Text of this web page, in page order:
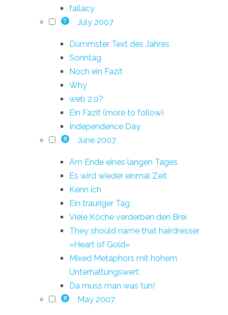
fallacy
7 July 2007
Dümmster Text des Jahres
Sonntag
Noch ein Fazit
Why
web 2.0?
Ein Fazit (more to follow)
Independence Day
8 June 2007
Am Ende eines langen Tages
Es wird wieder einmal Zeit
Kenn ich
Ein trauriger Tag
Viele Köche verderben den Brei
They should name that hairdresser
»Heart of Gold«
Mixed Metaphors mit hohem
Unterhaltungswert
Da muss man was tun!
8 May 2007